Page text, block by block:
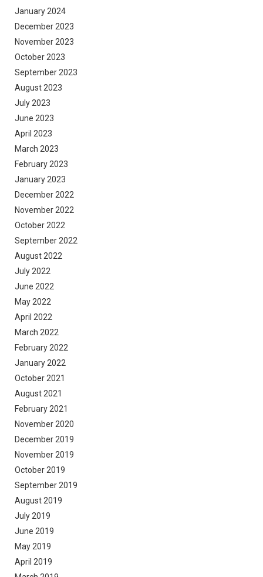
January 2024
December 2023
November 2023
October 2023
September 2023
August 2023
July 2023
June 2023
April 2023
March 2023
February 2023
January 2023
December 2022
November 2022
October 2022
September 2022
August 2022
July 2022
June 2022
May 2022
April 2022
March 2022
February 2022
January 2022
October 2021
August 2021
February 2021
November 2020
December 2019
November 2019
October 2019
September 2019
August 2019
July 2019
June 2019
May 2019
April 2019